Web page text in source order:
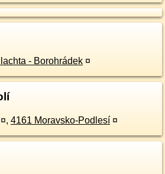
- Borohrádek ¤
¤, 4161 Moravsko-Podlesí ¤